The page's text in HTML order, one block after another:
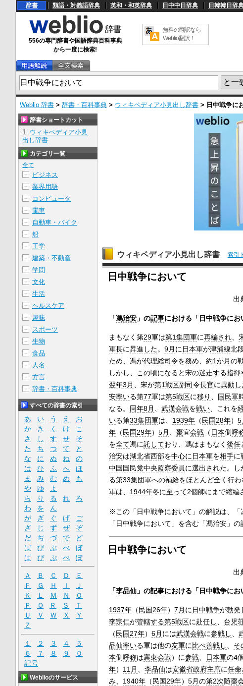
辞書 類語・対義語辞典 英和・和英辞典 日中中日辞典 日韓韓日辞
556の専門辞書や国語辞典百科事典
から一度に検索!
無料の翻訳なら
Weblio翻訳！
Weblio 辞書 > 辞書・百科事典 > ウィキペディア小見出し辞書 > 日中戦争に
ウィキペディア小見出し辞書 索引
日中戦争において
出
「馮治安」の記事における「日中戦争にお
まもなく第29軍は第1集団軍に再編され、
軍長に昇進した。 9月 に 日本軍が津浦線北
ため、馮が代理総司令を務め 、約1か月の
しかし、
この頃になると宋の迷走する指揮
翌年3月 、宋が第1戦区副司令長官に異動し
安率いる第77軍は第5戦区に移り 国民軍
なる。 同年8月 武漢会戦を戦い、これを
いる第33集団軍は、 1939年（ 民国28年） 5
年（ 民国29年） 5月 棗宜会戦（ 日本側呼
を全て馮に託しており、馮はまもなく 後任
治安は湖北省西部を中心に 日本軍を相手に
中国国民党中央監察委員に選出された。し
る第33集団軍への補給をほとんど全く 行わ
軍は、 1944年冬に至って2個師にまで縮編
※この「日中戦争において」の解説は、「
「日中戦争において」を含む「馮治安」の
日中戦争において
出
「李品仙」の記事における「日中戦争にお
1937年（民国26年） 7月 に日中戦争が勃発
李宗仁が管轄する第5戦区に赴任し、 台児
（民国27年） 6月 には武漢会戦に参戦し、
品仙率いる軍は他の友軍に比べ善戦し、 そ
本側呼称は襄東会戦）に参戦、 日本軍の4
年） 11月 、 李品仙は安徽省政府主席に任命
み、 1940年（民国29年） 5月の第2次随棗
辞書ショートカット
1 ウィキペディア小見
出し辞書
カテゴリ一覧
全て
＋
ビジネス
＋ 業界用語
＋ コンピュータ
＋ 電車
＋ 自動車・バイク
＋ 船
＋ 工学
＋ 建築・不動産
＋ 学問
＋ 文化
＋ 生活
＋ ヘルスケア
＋ 趣味
＋ スポーツ
＋ 生物
＋ 食品
＋ 人名
＋ 方言
＋ 辞書・百科事典
すべての辞書の索引
あ い う え
お
か
き く け
こ
さ
し す せ
そ
た
ち つ て
と
な
に ぬ ね
の
は
ひ ふ へ
ほ
ま
み む め
も
や
ゆ
よ
ら
り る れ
ろ
わ
を
ん
が
ぎ ぐ げ
ご
ざ
じ ず ぜ
ぞ
だ
ぢ づ で
ど
ば
び ぶ べ
ぼ
ぱ
ぴ ぷ ぺ ぽ
Ａ Ｂ Ｃ Ｄ
Ｅ
Ｆ
Ｇ Ｈ Ｉ
Ｊ
Ｋ
Ｌ Ｍ Ｎ
Ｏ
Ｐ
Ｑ Ｒ Ｓ
Ｔ
Ｕ
Ｖ Ｗ Ｘ
Ｙ
Ｚ
１ ２ ３ ４
５
６
７ ８ ９
０
記号
Weblioのサービス